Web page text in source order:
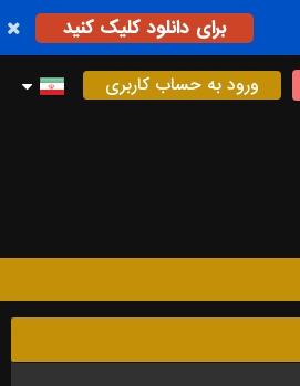
برای دانلود کلیک کنید
ورود به حساب کاربری